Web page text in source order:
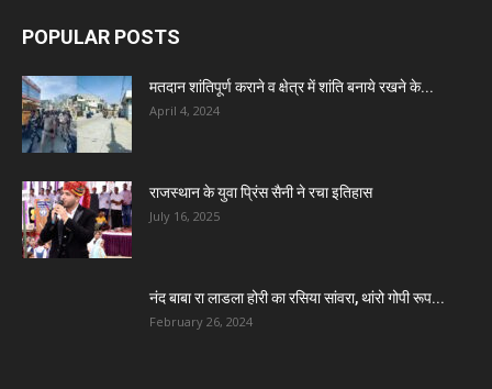
POPULAR POSTS
मतदान शांतिपूर्ण कराने व क्षेत्र में शांति बनाये रखने के...
April 4, 2024
राजस्थान के युवा प्रिंस सैनी ने रचा इतिहास
July 16, 2025
नंद बाबा रा लाडला होरी का रसिया सांवरा, थांरो गोपी रूप...
February 26, 2024